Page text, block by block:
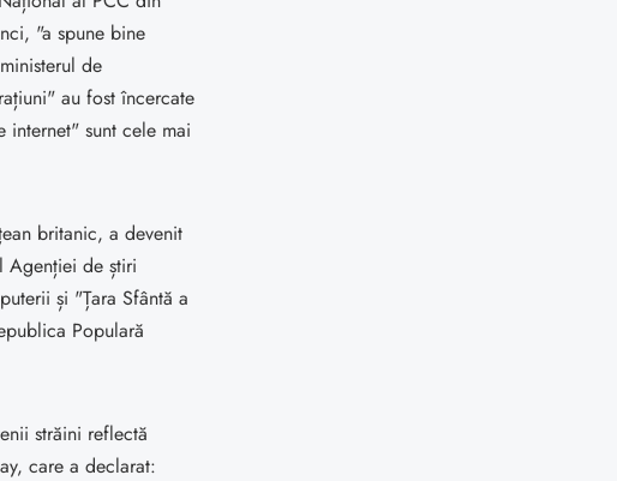
"a spune bine
de
au fost încercate
sunt cele mai
britanic, a devenit
Agenției de știri
și "Țara Sfântă a
Populară
străini reflectă
care a declarat: